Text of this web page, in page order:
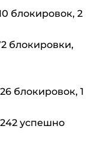
блокировок, 2
блокировки,
блокировок, 1
успешно